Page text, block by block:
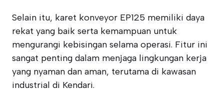
Selain itu, karet konveyor EP125 memiliki daya
rekat yang baik serta kemampuan untuk
mengurangi kebisingan selama operasi. Fitur ini
sangat penting dalam menjaga lingkungan kerja
yang nyaman dan aman, terutama di kawasan
industrial di Kendari.